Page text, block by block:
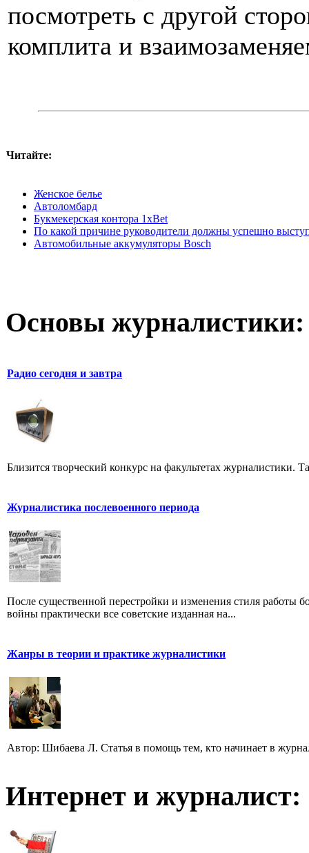
посмотреть с другой
комплита и
Читайте:
Женское белье
Автоломбард
Букмекерская контора 1xBet
По какой причине руководители должны успешно
Автомобильные аккумуляторы Bosch
Основы журналистики:
Радио сегодня и завтра
Близится творческий конкурс на факультетах
Журналистика послевоенного периода
После существенной перестройки и изменения стиля работы
войны практически все советские изданная на...
Жанры в теории и практике журналистики
Автор: Шибаева Л. Статья в помощь тем, кто начинает в
Интернет и журналист: